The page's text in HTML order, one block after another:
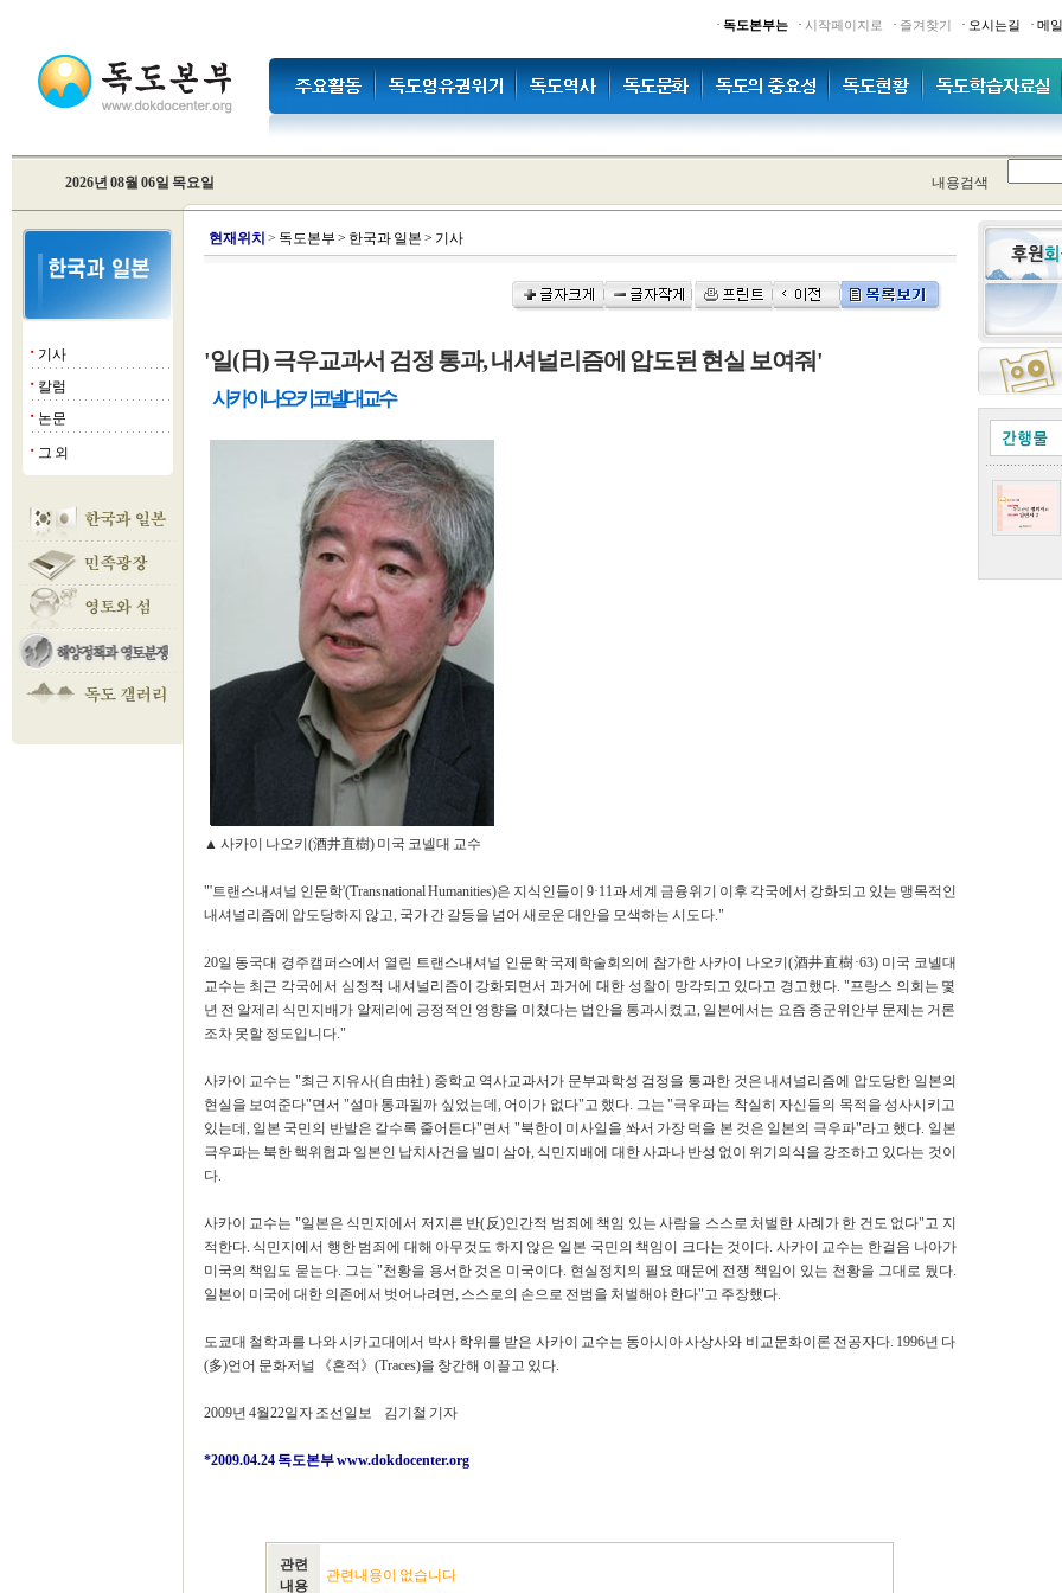
· 독도본부는 · 시작페이지로 · 즐겨찾기 · 오시는길 · 메
2026년 08월 06일 목요일 내용검색
■ 기사
■ 칼럼
■ 논문
■ 그 외
현재위치 > 독도본부 > 한국과 일본 > 기사
'일(日) 극우교과서 검정 통과, 내셔널리즘에 압도된 현실 보여줘'
사카이 나오키 코넬대 교수
▲ 사카이 나오키(酒井直樹) 미국 코넬대 교수
"'트랜스내셔널 인문학'(Transnational Humanities)은 지식인들이 9·11과 세계 금융위기 이후 각국에서 강화되고 있는 맹목적인
내셔널리즘에 압도당하지 않고, 국가 간 갈등을 넘어 새로운 대안을 모색하는 시도다."
20일 동국대 경주캠퍼스에서 열린 트랜스내셔널 인문학 국제학술회의에 참가한 사카이 나오키(酒井直樹·63) 미국 코넬대
교수는 최근 각국에서 심정적 내셔널리즘이 강화되면서 과거에 대한 성찰이 망각되고 있다고 경고했다. "프랑스 의회는 몇
년 전 알제리 식민지배가 알제리에 긍정적인 영향을 미쳤다는 법안을 통과시켰고, 일본에서는 요즘 종군위안부 문제는 거론
조차 못할 정도입니다."
사카이 교수는 "최근 지유사(自由社) 중학교 역사교과서가 문부과학성 검정을 통과한 것은 내셔널리즘에 압도당한 일본의
현실을 보여준다"면서 "설마 통과될까 싶었는데, 어이가 없다"고 했다. 그는 "극우파는 착실히 자신들의 목적을 성사시키고
있는데, 일본 국민의 반발은 갈수록 줄어든다"면서 "북한이 미사일을 쏴서 가장 덕을 본 것은 일본의 극우파"라고 했다. 일본
극우파는 북한 핵위협과 일본인 납치사건을 빌미 삼아, 식민지배에 대한 사과나 반성 없이 위기의식을 강조하고 있다는 것이
다.
사카이 교수는 "일본은 식민지에서 저지른 반(反)인간적 범죄에 책임 있는 사람을 스스로 처벌한 사례가 한 건도 없다"고 지
적한다. 식민지에서 행한 범죄에 대해 아무것도 하지 않은 일본 국민의 책임이 크다는 것이다. 사카이 교수는 한걸음 나아가
미국의 책임도 묻는다. 그는 "천황을 용서한 것은 미국이다. 현실정치의 필요 때문에 전쟁 책임이 있는 천황을 그대로 뒀다.
일본이 미국에 대한 의존에서 벗어나려면, 스스로의 손으로 전범을 처벌해야 한다"고 주장했다.
도쿄대 철학과를 나와 시카고대에서 박사 학위를 받은 사카이 교수는 동아시아 사상사와 비교문화이론 전공자다. 1996년 다
(多)언어 문화저널 《흔적》(Traces)을 창간해 이끌고 있다.
2009년 4월22일자 조선일보 김기철 기자
*2009.04.24 독도본부www.dokdocenter.org
관련
내용
관련내용이 없습니다